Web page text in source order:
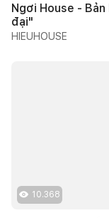
Ngơi House -
đại"
HIEUHOUSE
10.368